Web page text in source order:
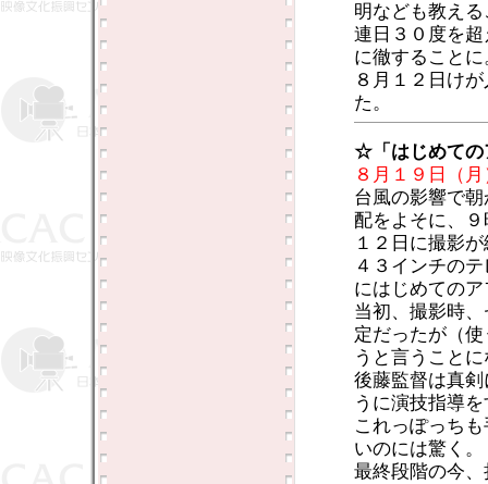
明なども教え
連日３０度を
に徹することに
８月１２日け
た。
☆「はじめての
８月１９日（月
台風の影響で
配をよそに、
１２日に撮影
４３インチの
にはじめての
当初、撮影時
定だったが（
うと言うこと
後藤監督は真
うに演技指導
これっぽっち
いのには驚く。
最終段階の今